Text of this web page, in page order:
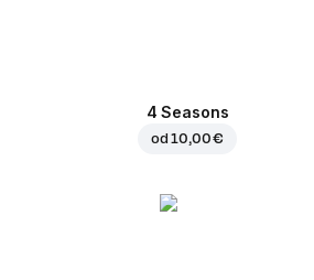
4 Seasons
od10,00 €